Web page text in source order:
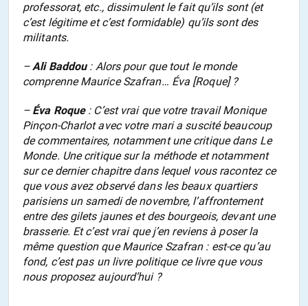
professorat, etc., dissimulent le fait qu’ils sont (et
c’est légitime et c’est formidable) qu’ils sont des
militants.
–Ali Baddou: Alors pour que tout le monde
comprenne Maurice Szafran… Éva [Roque] ?
– Éva Roque: C’est vrai que votre travail Monique
Pinçon-Charlot avec votre mari a suscité beaucoup
de commentaires, notamment une critique dans Le
Monde. Une critique sur la méthode et notamment
sur ce dernier chapitre dans lequel vous racontez ce
que vous avez observé dans les beaux quartiers
parisiens un samedi de novembre, l’affrontement
entre des gilets jaunes et des bourgeois, devant une
brasserie. Et c’est vrai que j’en reviens à poser la
même question que Maurice Szafran : est-ce qu’au
fond, c’est pas un livre politique ce livre que vous
nous proposez aujourd’hui ?